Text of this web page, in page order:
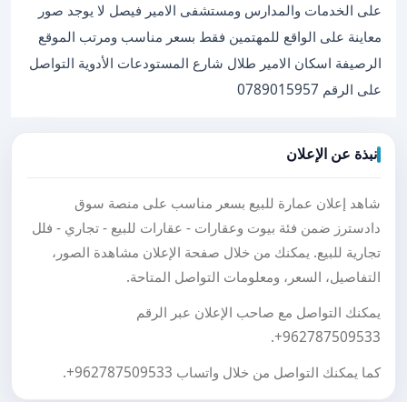
على الخدمات والمدارس ومستشفى الامير فيصل لا يوجد صور
معاينة على الواقع للمهتمين فقط بسعر مناسب ومرتب الموقع
الرصيفة اسكان الامير طلال شارع المستودعات الأدوية التواصل
على الرقم 0789015957
نبذة عن الإعلان
شاهد إعلان عمارة للبيع بسعر مناسب على منصة سوق
دادسترز ضمن فئة بيوت وعقارات - عقارات للبيع - تجاري - فلل
تجارية للبيع. يمكنك من خلال صفحة الإعلان مشاهدة الصور،
التفاصيل، السعر، ومعلومات التواصل المتاحة.
يمكنك التواصل مع صاحب الإعلان عبر الرقم
+962787509533
.
كما يمكنك التواصل من خلال واتساب +962787509533
.